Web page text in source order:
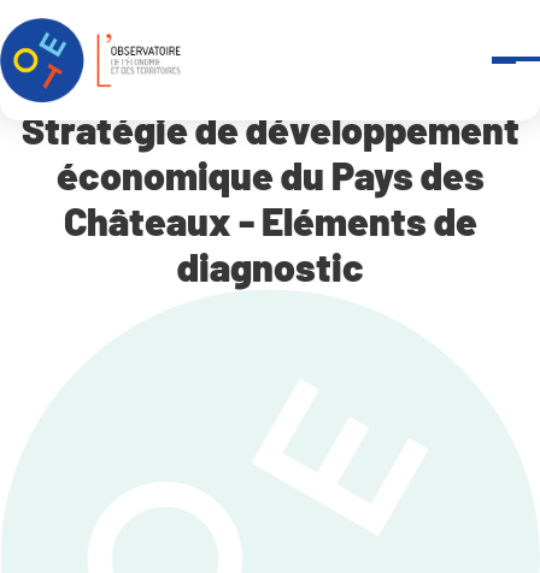
Accueil
Stratégie de développement économique du Pays des
Stratégie de développement
économique du Pays des
Châteaux - Eléments de
diagnostic